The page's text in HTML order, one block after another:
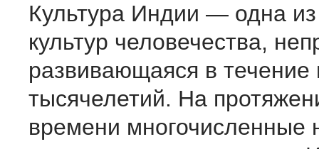
Культура Индии — одна
культур человечества,
развивающаяся в течение
тысячелетий. На
времени многочисленные